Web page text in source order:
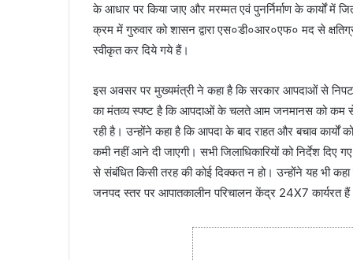
के आधार पर किया जाए और मरम्मत एवं पुनर्निर्माण के कार्यों में
क्रम में गुरुवार को शासन द्वारा एस०डी०आर०एफ० मद से
स्वीकृत कर दिये गये हैं।
इस अवसर पर मुख्यमंत्री ने कहा है कि सरकार आपदाओं से
का मंतव्य स्पष्ट है कि आपदाओं के चलते आम जनमानस को कम से
रही है। उन्होंने कहा है कि आपदा के बाद राहत और बचाव कार्यों
कमी नहीं आने दी जाएगी। सभी जिलाधिकारियों को निर्देश दिए
से संबंधित किसी तरह की कोई दिक्कत न हो। उन्होंने यह भी कहा
जनपद स्तर पर आपातकालीन परिचालन केंद्र 24X7 कार्यरत